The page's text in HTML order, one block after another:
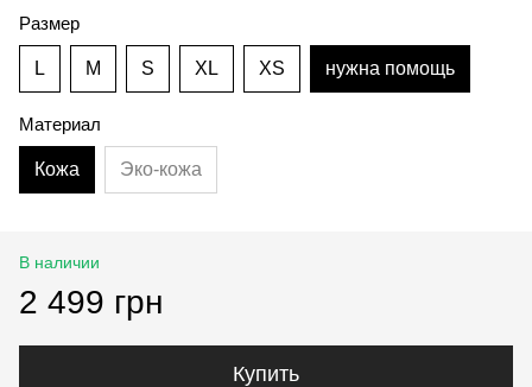
Размер
L M S XL XS нужна помощь
Материал
Кожа Эко-кожа
В наличии
2 499 грн
Купить